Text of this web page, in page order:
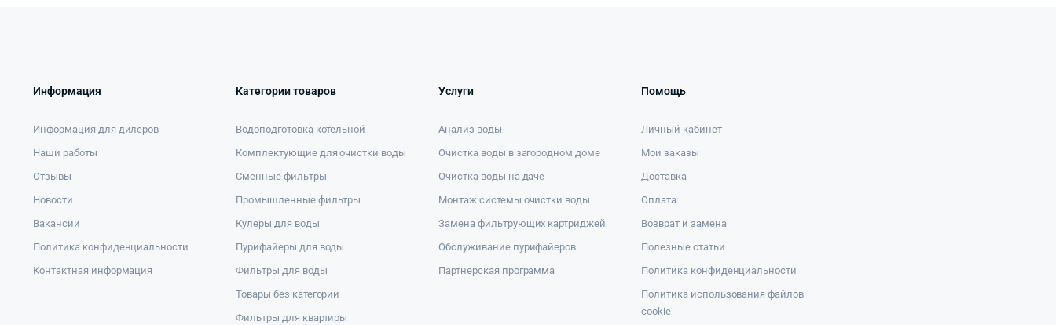
Информация
Информация для дилеров
Наши работы
Отзывы
Новости
Вакансии
Политика конфиденциальности
Контактная информация
Категории товаров
Водоподготовка котельной
Комплектующие для очистки воды
Сменные фильтры
Промышленные фильтры
Кулеры для воды
Пурифайеры для воды
Фильтры для воды
Товары без категории
Фильтры для квартиры
Услуги
Анализ воды
Очистка воды в загородном доме
Очистка воды на даче
Монтаж системы очистки воды
Замена фильтрующих картриджей
Обслуживание пурифайеров
Партнерская программа
Помощь
Личный кабинет
Мои заказы
Доставка
Оплата
Возврат и замена
Полезные статьи
Политика конфиденциальности
Политика использования файлов
cookie